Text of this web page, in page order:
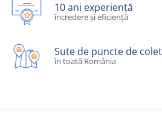
10 ani experiență
încredere și eficiență
Sute de puncte de
în toată România